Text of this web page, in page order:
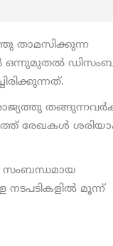
താമസിക്കുന്ന
ഒന്നുമുതല്‍
രേഖകള്‍
സംബന്ധമായ
നടപടികളില്‍ മൂന്ന്